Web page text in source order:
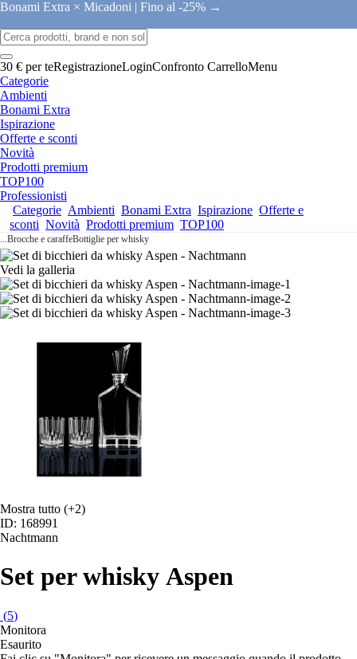
Bonami Extra × Micadoni | Fino al -25% →
30 € per teRegistrazioneLoginConfronto CarrelloMenu
Categorie
Ambienti
Bonami Extra
Ispirazione
Offerte e sconti
Novità
Prodotti premium
TOP100
Professionisti
Categorie Ambienti Bonami Extra Ispirazione Offerte e
sconti Novità Prodotti premium TOP100
...Brocche e caraffeBottiglie per whisky
Vedi la galleria
Mostra tutto (+2)
ID: 168991
Nachtmann
Set per whisky Aspen
(5)
Monitora
Esaurito